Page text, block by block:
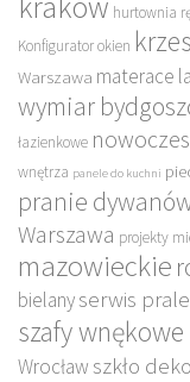
hurtownia
Konfigurator okien
Warszawa materace
wymiar
łazienkowe
wnętrza panele do kuchni
pranie
Warszawa projekty
mazowieckie
bielanyserwis
szafy
Wrocław szkło